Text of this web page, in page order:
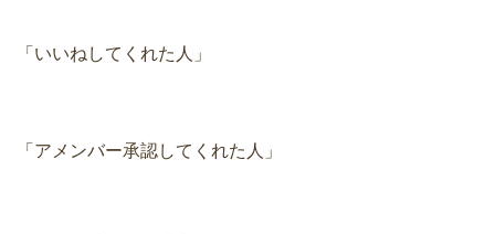
「いいねしてくれた人」
「アメンバー承認してくれた人」